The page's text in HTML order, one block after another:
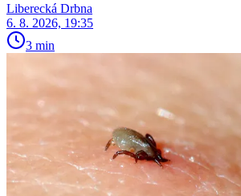
Liberecká Drbna
6. 8. 2026, 19:35
3 min